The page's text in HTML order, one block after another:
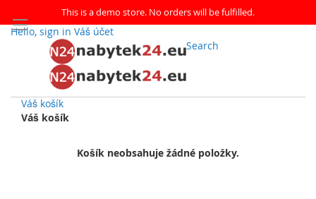
This is a demo store. No orders will be fulfilled.
Hello, sign in Váš účet
Search
Váš košík
Váš košík
Košík neobsahuje žádné položky.